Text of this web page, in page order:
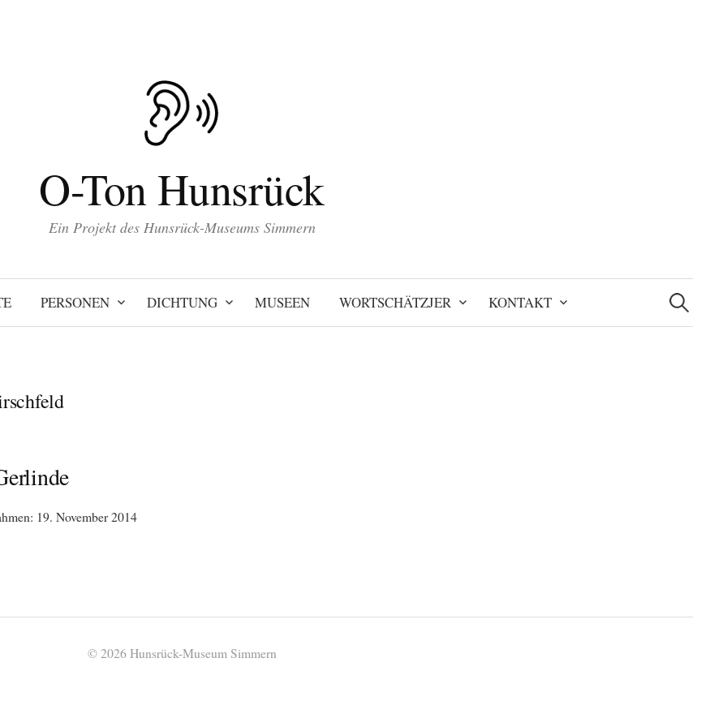
O-Ton Hunsrück
Ein Projekt des Hunsrück-Museums Simmern
PERSONEN DICHTUNG MUSEEN WORTSCHÄTZJER KONTAKT
Suchen
nach:
19. November 2014
© 2026 Hunsrück-Museum Simmern